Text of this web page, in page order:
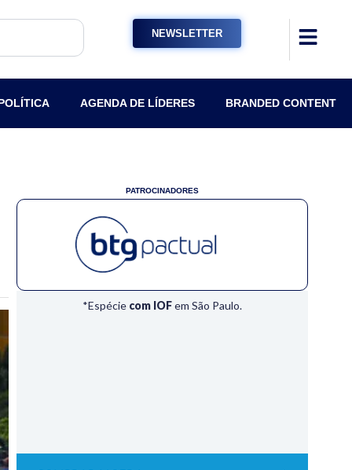
NEWSLETTER
AGENDA DE LÍDERES BRANDED CONTENT
PATROCINADORES